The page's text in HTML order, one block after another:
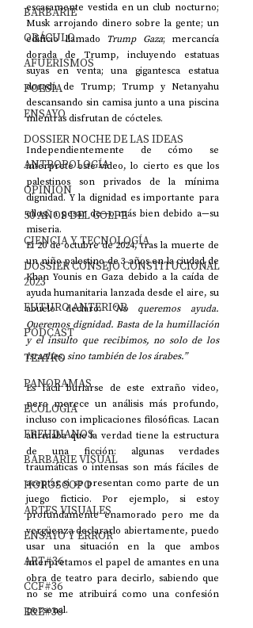
BARBARIE
ORÁCULO
AFUERISMOS
POESÍA
ENSAYO
DOSSIER NOCHE DE LAS IDEAS
ANTROPOLOGÍA
OPINIÓN
50 AÑOS DEL GOLPE
CIENCIA Y TECNOLOGÍA
DOSSIER CONSEJO CONSTITUCIONAL
2023
FUTURO ANTERIOR
PODCAST
TEATRO
PANORAMAS
ECOLOGÍA
FREUDIANOS
BARBARIE VISUAL
HORÓSCOPO
ARTES VISUALES
ENSAYO Y ERROR
ART#36
CCF#36
E&E#36
escasamente vestida en un club nocturno;
Musk arrojando dinero sobre la gente; un
edificio llamado Trump Gaza; mercancía
dorada de Trump, incluyendo estatuas
suyas en venta; una gigantesca estatua
dorada de Trump; Trump y Netanyahu
descansando sin camisa junto a una piscina
mientras disfrutan de cócteles.
Independientemente de cómo se
interprete este video, lo cierto es que los
palestinos son privados de la mínima
dignidad. Y la dignidad es importante para
ellos, a pesar de—o más bien debido a—su
miseria.
El 20 de octubre de 2024, tras la muerte de
un niño palestino de 3 años en la ciudad de
Khan Younis en Gaza debido a la caída de
ayuda humanitaria lanzada desde el aire, su
abuelo declaró: “No queremos ayuda.
Queremos dignidad. Basta de la humillación
y el insulto que recibimos, no solo de los
israelíes, sino también de los árabes.”
Es fácil burlarse de este extraño video,
pero merece un análisis más profundo,
incluso con implicaciones filosóficas. Lacan
afirmaba que la verdad tiene la estructura
de una ficción: algunas verdades
traumáticas o intensas son más fáciles de
aceptar si se presentan como parte de un
juego ficticio. Por ejemplo, si estoy
profundamente enamorado pero me da
vergüenza declararlo abiertamente, puedo
usar una situación en la que ambos
interpretamos el papel de amantes en una
obra de teatro para decirlo, sabiendo que
no se me atribuirá como una confesión
personal.